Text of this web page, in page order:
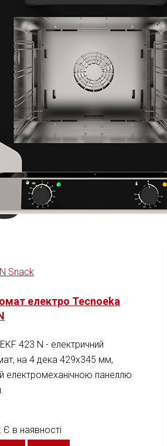
Snack
електро Tecnoeka
423 N - електричний
на 4 дека 429x345 мм,
електромеханічною панеллю
Є в наявності